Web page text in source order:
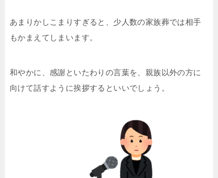
あまりかしこまりすぎると、少人数の家族葬では相手
もかまえてしまいます。
和やかに、感謝といたわりの言葉を、親族以外の方に
向けて話すように挨拶するといいでしょう。